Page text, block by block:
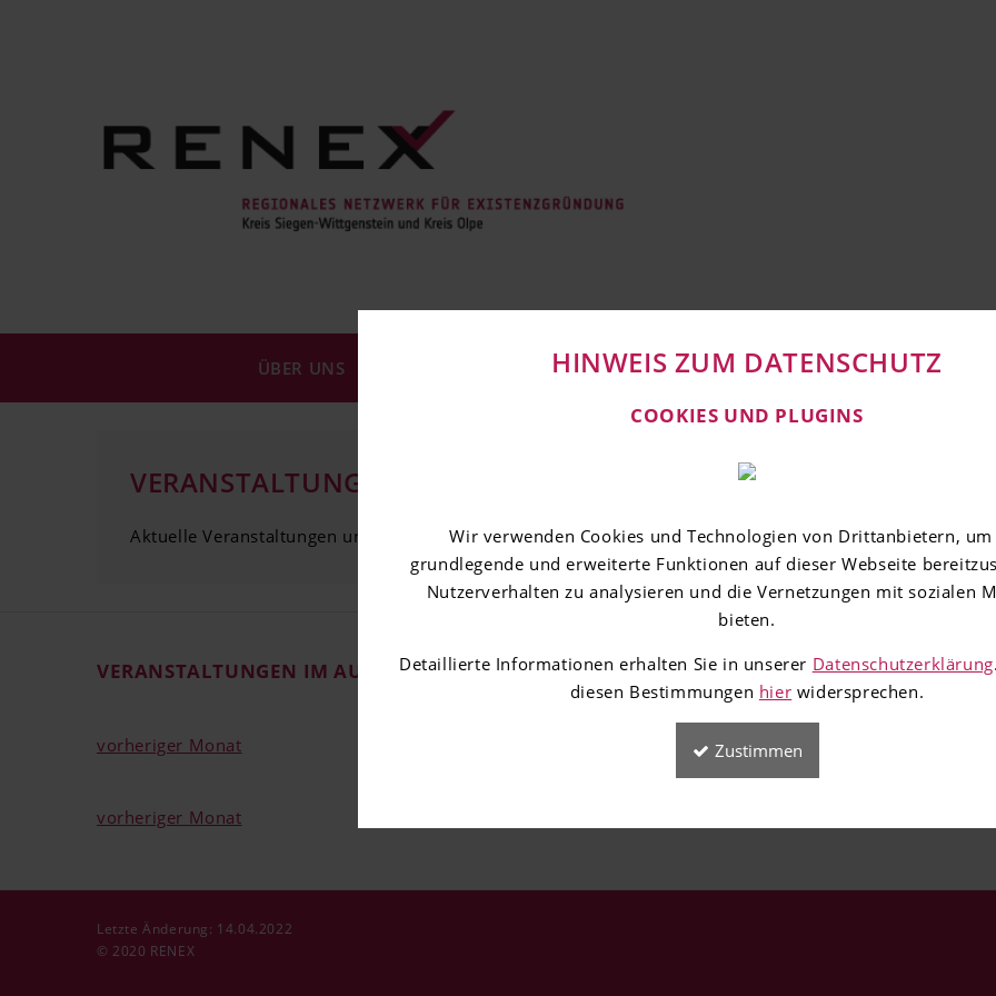
ÜBER UNS INFORMATIONEN VERANSTALTUNGEN
VERANSTALTUNGEN
Aktuelle Veranstaltungen und Seminare des Gründernetzwerkes RENEX.
VERANSTALTUNGEN IM AUGUST 2024
vorheriger Monat
vorheriger Monat
Letzte Änderung: 14.04.2022
© 2020 RENEX
HINWEIS ZUM DATENSCHUTZ
COOKIES UND PLUGINS
Wir verwenden Cookies und Technologien von Drittanbietern, um
grundlegende und erweiterte Funktionen auf dieser Webseite
Nutzerverhalten zu analysieren und die Vernetzungen mit sozialen
bieten.
Detaillierte Informationen erhalten Sie in unserer Datenschutzerklärung
diesen Bestimmungen hier widersprechen.
Zustimmen